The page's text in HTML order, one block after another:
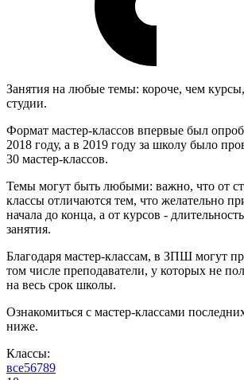
Занятия на любые темы: короче, чем
студии.
Формат мастер-классов впервые был
2018 году, а в 2019 году за школу было
30 мастер-классов.
Темы могут быть любыми: важно, что от
классы отличаются тем, что желательно
начала до конца, а от курсов -
занятия.
Благодаря мастер-классам, в ЗПШ могут
том числе преподаватели, у которых не
на весь срок школы.
Ознакомиться с мастер-классами
ниже.
Классы:
все56789